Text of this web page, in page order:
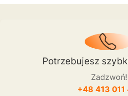
Potrzebujesz
Zadzwoń!
+48 413 011